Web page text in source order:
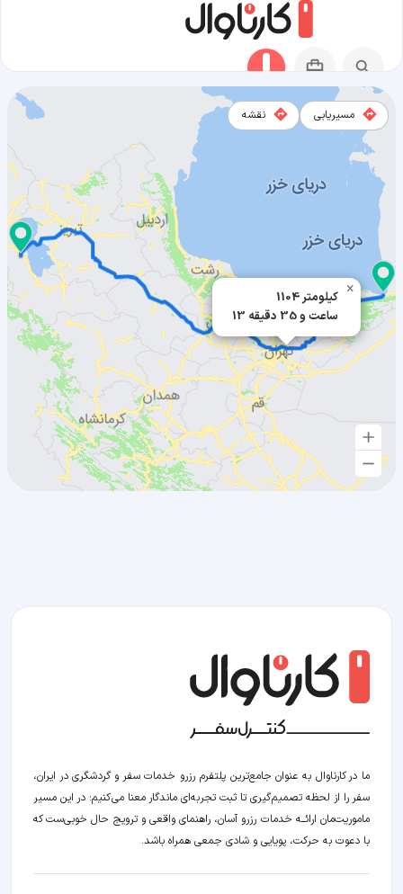
1104 کیلومتر
13 ساعت و 35 دقیقه
×
مسیریابی نقشه
مسیر بندر گز به ارومیه
ما در کارناوال به عنوان جامع‌ترین پلتفرم رزرو خدمات سفر و گردشگری در ایران،
سفر را از لحظه‌ تصمیم‌گیری تا ثبت تجربه‌ای ماندگار معنا می‌کنیم؛ در این مسیر‍
ماموریت‌مان اراﺋــﻪ خدمات رزرو آسان، راهنمای واقعی و ترویج حال خوبی‌ست که
با دعوت به حرکت، پویایی و شادی جمعی همراه باشد.